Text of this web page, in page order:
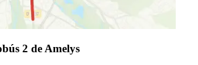
2 de Amelys